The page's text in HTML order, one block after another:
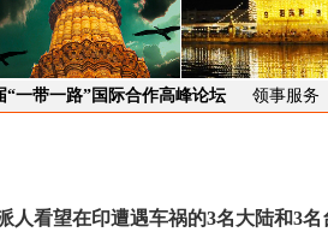
“一带一路”国际合作高峰论坛 领事服务
人看望在印遭遇车祸的3名大陆和3名